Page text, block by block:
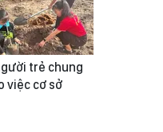
trẻ chung
việc cơ sở